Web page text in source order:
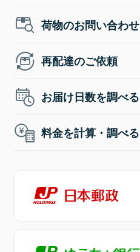
荷物のお問い合わせ
再配達のご依頼
お届け日数を調べる
料金を計算・調べる